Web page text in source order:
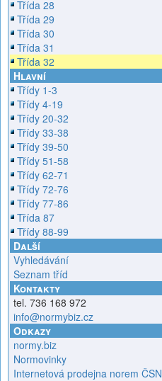
Třída 28
Třída 29
Třída 30
Třída 31
Třída 32
Hlavní
Třídy 1-3
Třídy 4-19
Třídy 20-32
Třídy 33-38
Třídy 39-50
Třídy 51-58
Třídy 62-71
Třídy 72-76
Třídy 77-86
Třída 87
Třídy 88-99
Další
Vyhledávání
Seznam tříd
Kontakty
tel. 736 168 972
info@normybiz.cz
Odkazy
normy.biz
Normovinky
Internetová prodejna norem ČSN